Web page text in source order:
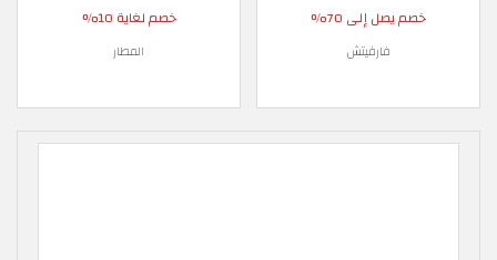
خصم يصل إلى 70%
فارفيتش
خصم لغاية 10%
المطار